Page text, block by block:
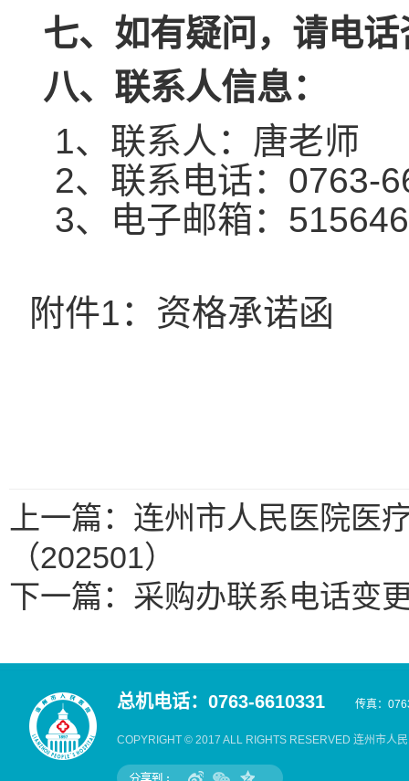
七、如有疑问，请电
八、联系人信息：
1、联系人：唐老师
2、联系电话：0763-
3、电子邮箱：
附件1：资格承诺函
上一篇：连州市人民医院医
（202501）
下一篇：采购办联系电话变
总机电话：0763-6610331 传真：
COPYRIGHT © 2017 ALL RIGHTS RESERVED 连州市人